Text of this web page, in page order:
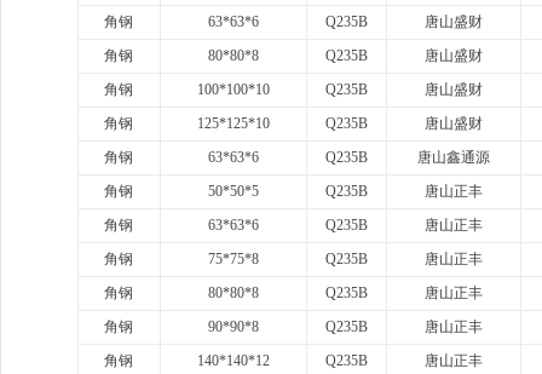
角钢
63*63*6 Q235B
唐山盛财
角钢
80*80*8 Q235B
唐山盛财
角钢
100*100*10 Q235B
唐山盛财
角钢
125*125*10 Q235B
唐山盛财
角钢
63*63*6 Q235B
唐山鑫通源
角钢
50*50*5 Q235B
唐山正丰
角钢
63*63*6 Q235B
唐山正丰
角钢
75*75*8 Q235B
唐山正丰
角钢
80*80*8 Q235B
唐山正丰
角钢
90*90*8 Q235B
唐山正丰
角钢
140*140*12 Q235B
唐山正丰